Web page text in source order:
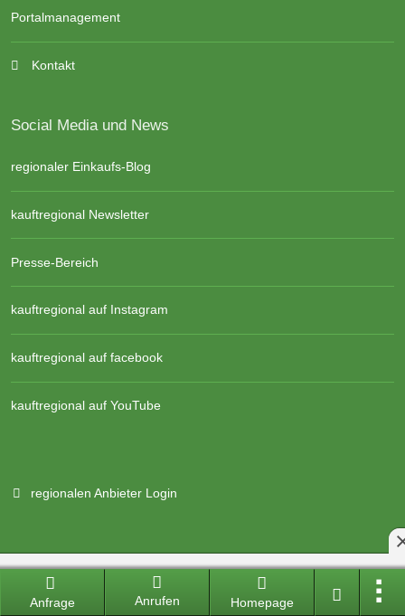
Anfrage Anrufen Homepage
Portalmanagement
Kontakt
Social Media und News
regionaler Einkaufs-Blog
kauftregional Newsletter
Presse-Bereich
kauftregional auf Instagram
kauftregional auf facebook
kauftregional auf YouTube
regionalen Anbieter Login
Branchenportal Software made in Germany
Aktuelle Version: 14.13.0